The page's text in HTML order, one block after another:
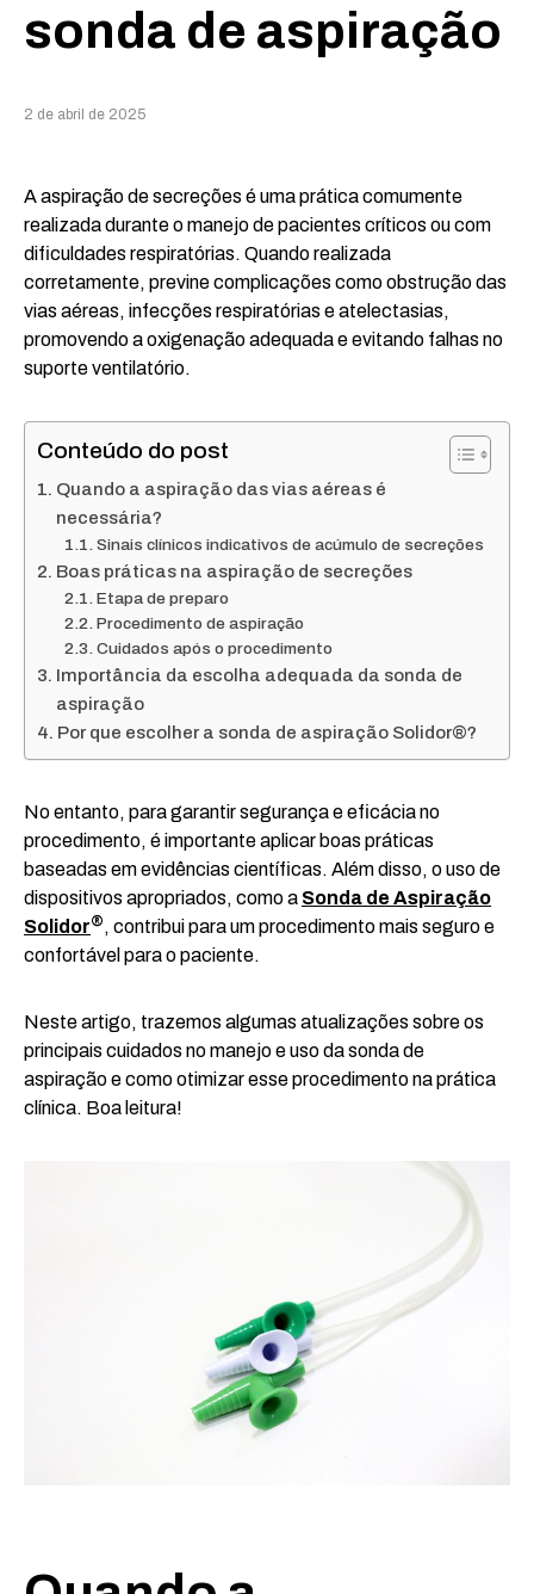
sonda de aspiração
2 de abril de 2025
A aspiração de secreções é uma prática comumente
realizada durante o manejo de pacientes críticos ou com
dificuldades respiratórias. Quando realizada
corretamente, previne complicações como obstrução das
vias aéreas, infecções respiratórias e atelectasias,
promovendo a oxigenação adequada e evitando falhas no
suporte ventilatório.
Conteúdo do post
Quando a aspiração das vias aéreas é
necessária?
Sinais clínicos indicativos de acúmulo de secreções
Boas práticas na aspiração de secreções
Etapa de preparo
Procedimento de aspiração
Cuidados após o procedimento
Importância da escolha adequada da sonda de
aspiração
Por que escolher a sonda de aspiração Solidor®?
No entanto, para garantir segurança e eficácia no
procedimento, é importante aplicar boas práticas
baseadas em evidências científicas. Além disso, o uso de
dispositivos apropriados, como a Sonda de Aspiração
Solidor® , contribui para um procedimento mais seguro e
confortável para o paciente.
Neste artigo, trazemos algumas atualizações sobre os
principais cuidados no manejo e uso da sonda de
aspiração e como otimizar esse procedimento na prática
clínica. Boa leitura!